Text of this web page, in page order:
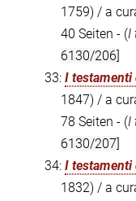
1759) / a
40 Seiten - (I
6130/206]
33: I testamenti
1847) / a
78 Seiten - (I
6130/207]
34: I testamenti
1832) / a